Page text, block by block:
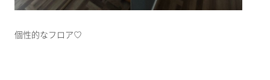
個性的なフロア♡